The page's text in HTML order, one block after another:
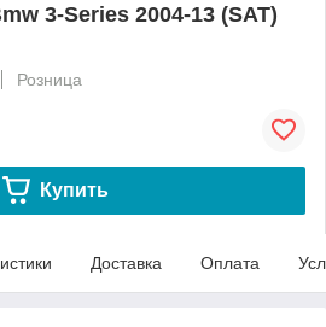
3-Series 2004-13 (SAT)
Розница
Купить
Доставка Оплата